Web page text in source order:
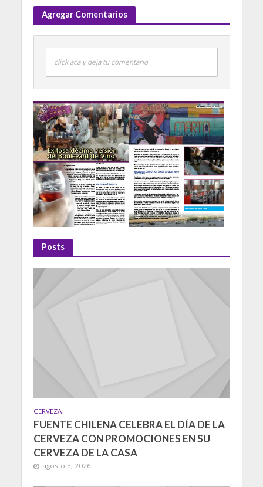
Agregar Comentarios
click aca y deja tu comentario
Posts
CERVEZA
FUENTE CHILENA CELEBRA EL DÍA DE LA
CERVEZA CON PROMOCIONES EN SU
CERVEZA DE LA CASA
agosto 5, 2026